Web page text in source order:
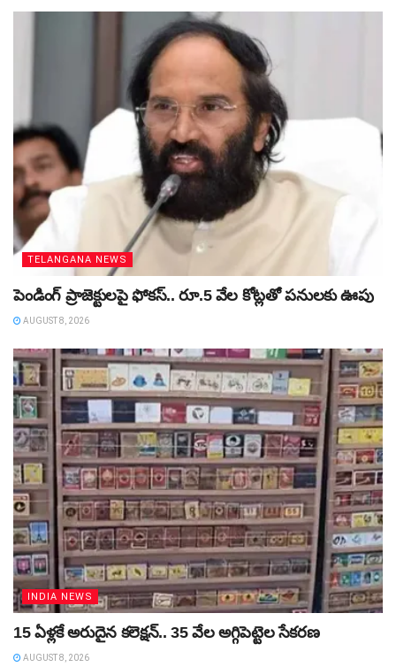
TELANGANA NEWS
పెండింగ్‌ ప్రాజెక్టులపై ఫోకస్‌.. రూ.5 వేల కోట్లతో పనులకు ఊపు
AUGUST 8, 2026
INDIA NEWS
15 ఏళ్లకే అరుదైన కలెక్షన్‌.. 35 వేల అగ్గిపెట్టెల సేకరణ
AUGUST 8, 2026